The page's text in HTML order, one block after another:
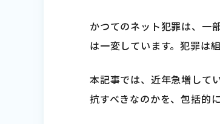
かつてのネット犯罪は、一
は一変しています。犯罪は
本記事では、近年急増して
抗すべきなのかを、包括的に